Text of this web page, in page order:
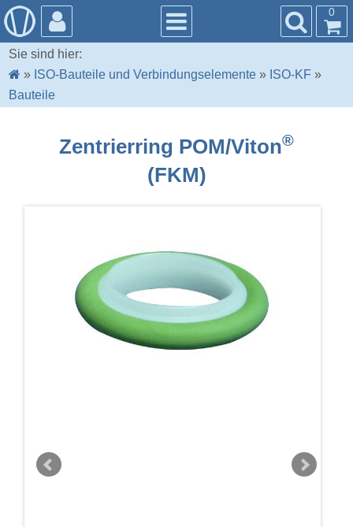
0
Sie sind hier:
» ISO-Bauteile und Verbindungselemente » ISO-KF »
Bauteile
Zentrierring POM/Viton®
(FKM)